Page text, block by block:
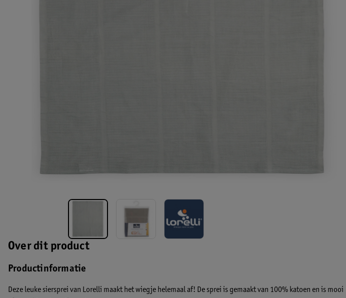
Over dit product
Productinformatie
Deze leuke siersprei van Lorelli maakt het wiegje helemaal af! De sprei is gemaakt van 100% katoen en is mooi